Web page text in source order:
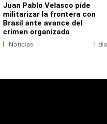
Juan Pablo Velasco pide
militarizar la frontera con
Brasil ante avance del
crimen organizado
Noticias 1 día